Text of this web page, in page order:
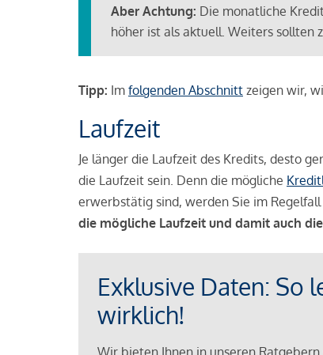
Aber Achtung: Die monatliche
höher ist als aktuell. Weiters sollten
Tipp: Im folgenden Abschnitt zeigen wir,
Laufzeit
Je länger die Laufzeit des Kredits, desto
die Laufzeit sein. Denn die mögliche
erwerbstätig sind, werden Sie im
die mögliche Laufzeit und damit auch
Exklusive Daten: So
wirklich!